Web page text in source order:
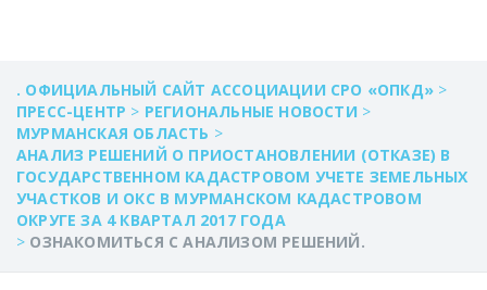
. ОФИЦИАЛЬНЫЙ САЙТ АССОЦИАЦИИ СРО «ОПКД» >
ПРЕСС-ЦЕНТР > РЕГИОНАЛЬНЫЕ НОВОСТИ >
МУРМАНСКАЯ ОБЛАСТЬ >
АНАЛИЗ РЕШЕНИЙ О ПРИОСТАНОВЛЕНИИ (ОТКАЗЕ) В
ГОСУДАРСТВЕННОМ КАДАСТРОВОМ УЧЕТЕ ЗЕМЕЛЬНЫХ
УЧАСТКОВ И ОКС В МУРМАНСКОМ КАДАСТРОВОМ
ОКРУГЕ ЗА 4 КВАРТАЛ 2017 ГОДА
> ОЗНАКОМИТЬСЯ С АНАЛИЗОМ РЕШЕНИЙ.